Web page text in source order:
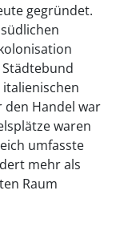
gegründet.
Handel war
waren
umfasste
mehr als
Raum